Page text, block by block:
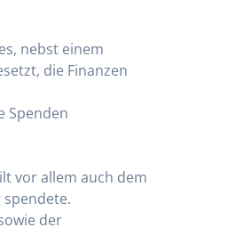
nebst einem
die Finanzen
Spenden
vor allem auch dem
spendete.
der